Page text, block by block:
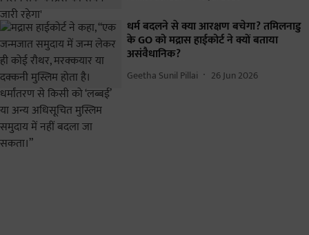
धर्म बदलने से क्या आरक्षण बचेगा? तमिलनाडु
के GO को मद्रास हाईकोर्ट ने क्यों बताया
असंवैधानिक?
Geetha Sunil Pillai 26 Jun 2026